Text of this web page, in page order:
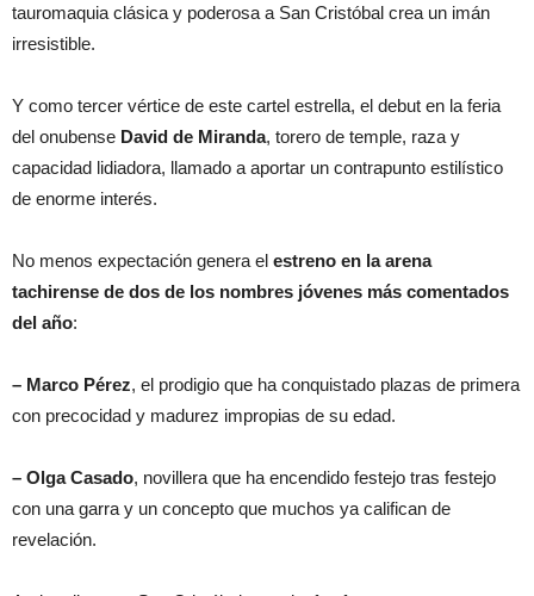
tauromaquia clásica y poderosa a San Cristóbal crea un imán
irresistible.
Y como tercer vértice de este cartel estrella, el debut en la feria
del onubense David de Miranda, torero de temple, raza y
capacidad lidiadora, llamado a aportar un contrapunto estilístico
de enorme interés.
No menos expectación genera el estreno en la arena
tachirense de dos de los nombres jóvenes más comentados
del año:
– Marco Pérez, el prodigio que ha conquistado plazas de primera
con precocidad y madurez impropias de su edad.
– Olga Casado, novillera que ha encendido festejo tras festejo
con una garra y un concepto que muchos ya califican de
revelación.